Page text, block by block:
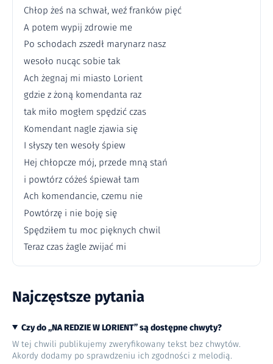
Chłop żeś na schwał, weź franków pięć
A potem wypij zdrowie me
Po schodach zszedł marynarz nasz
wesoło nucąc sobie tak
Ach żegnaj mi miasto Lorient
gdzie z żoną komendanta raz
tak miło mogłem spędzić czas
Komendant nagle zjawia się
I słyszy ten wesoły śpiew
Hej chłopcze mój, przede mną stań
i powtórz cóżeś śpiewał tam
Ach komendancie, czemu nie
Powtórzę i nie boję się
Spędziłem tu moc pięknych chwil
Teraz czas żagle zwijać mi
Najczęstsze pytania
Czy do „NA REDZIE W LORIENT” są dostępne chwyty?
W tej chwili publikujemy zweryfikowany tekst bez chwytów.
Akordy dodamy po sprawdzeniu ich zgodności z melodią.